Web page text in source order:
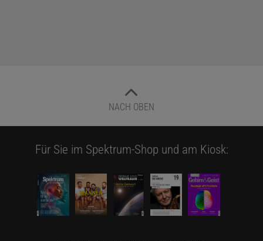
NACH OBEN
Für Sie im Spektrum-Shop und am Kiosk: